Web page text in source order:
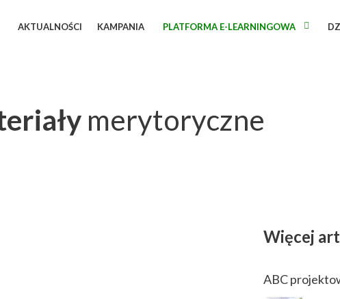
AKTUALNOŚCI KAMPANIA PLATFORMA E-LEARNINGOWA
merytoryczne
Więcej
ABC